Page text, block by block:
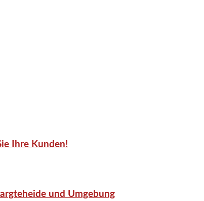
Ihre Kunden!
und Umgebung